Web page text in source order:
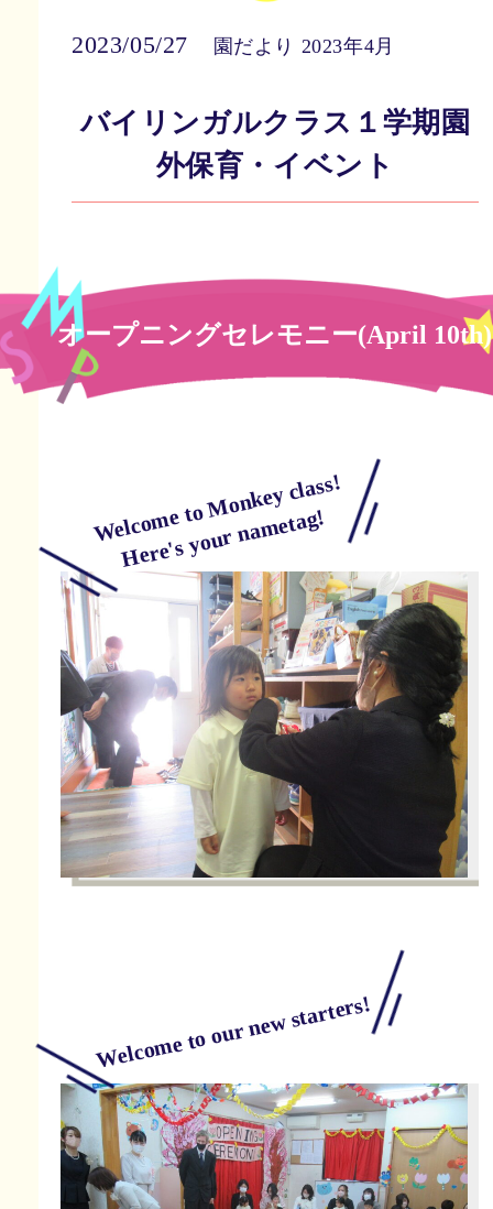
2023/05/27 園だより 2023年4月
バイリンガルクラス１学期園
外保育・イベント
オープニングセレモニー(April 10th)
Welcome to Monkey class!
Here's your nametag!
Welcome to our new starters!